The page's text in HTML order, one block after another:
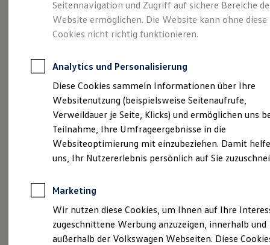
Junge Gebrauchtwagen-Leasing
Elektroauto Leasing
Kleinwagen-Leasing
Leasing ohne Anzahlung
Autokredit mit Schlussrate
Versicherungen und Garantien
Kfz-Versicherung
Restschuldversicherungen
Garantien
Wartungsverträge
Geschäftskunden
Professional Class bei Volkswagen
Großkunden
Behörden
Anpfiff zum Gewinn
Elektroautos
ID. Tutorials
Elektrofahrzeugkonzepte
Der Golf.
Impressum & Rechtliches
Probefahrt vereinbaren
Seitennavigation und Zugriff auf sichere Bereiche
Website ermöglichen. Die Website kann ohne diese
Cookies nicht richtig funktionieren.
Analytics und Personalisierung
Diese Cookies sammeln Informationen über Ihre
Websitenutzung (beispielsweise Seitenaufrufe,
Verweildauer je Seite, Klicks) und ermöglichen uns
Teilnahme, Ihre Umfrageergebnisse in die
Websiteoptimierung mit einzubeziehen. Damit
uns, Ihr Nutzererlebnis persönlich auf Sie
Marketing
Wir nutzen diese Cookies, um Ihnen auf Ihre
zugeschnittene Werbung anzuzeigen, innerhalb und
außerhalb der Volkswagen Webseiten. Diese